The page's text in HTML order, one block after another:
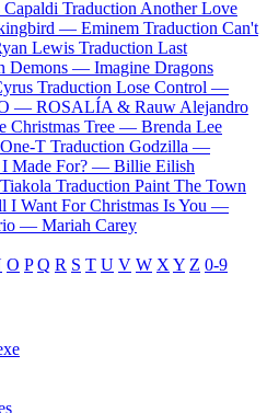
Traduction Another Love
— Eminem Traduction Can't
Lewis Traduction Last
Demons — Imagine Dragons
Traduction Lose Control —
— ROSALÍA & Rauw Alejandro
Christmas Tree — Brenda Lee
One-T Traduction Godzilla —
I Made For? — Billie Eilish
Traduction Paint The Town
I Want For Christmas Is You —
— Mariah Carey
O P Q R S T U V W X Y Z 0-9